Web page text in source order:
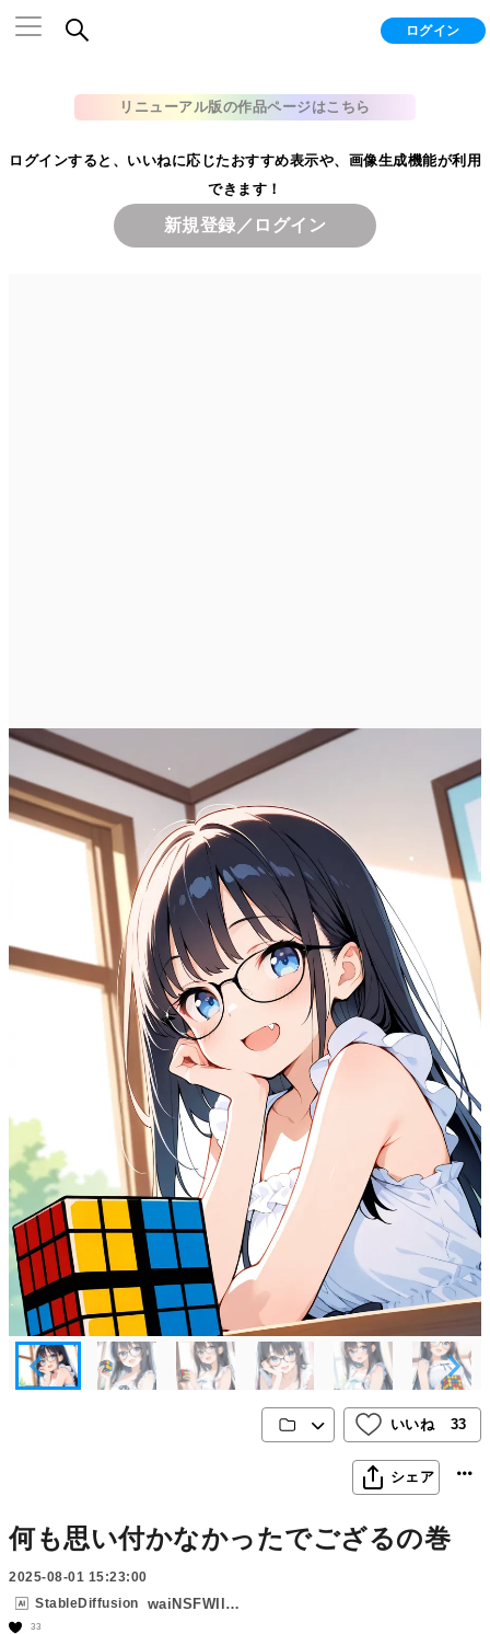
ログイン
リニューアル版の作品ページはこちら
ログインすると、いいねに応じたおすすめ表示や、画像生成機能が利用
できます！
新規登録／ログイン
いいね 33
シェア
何も思い付かなかったでござるの巻
2025-08-01 15:23:00
StableDiffusion
waiNSFWIllustrious_v80
33